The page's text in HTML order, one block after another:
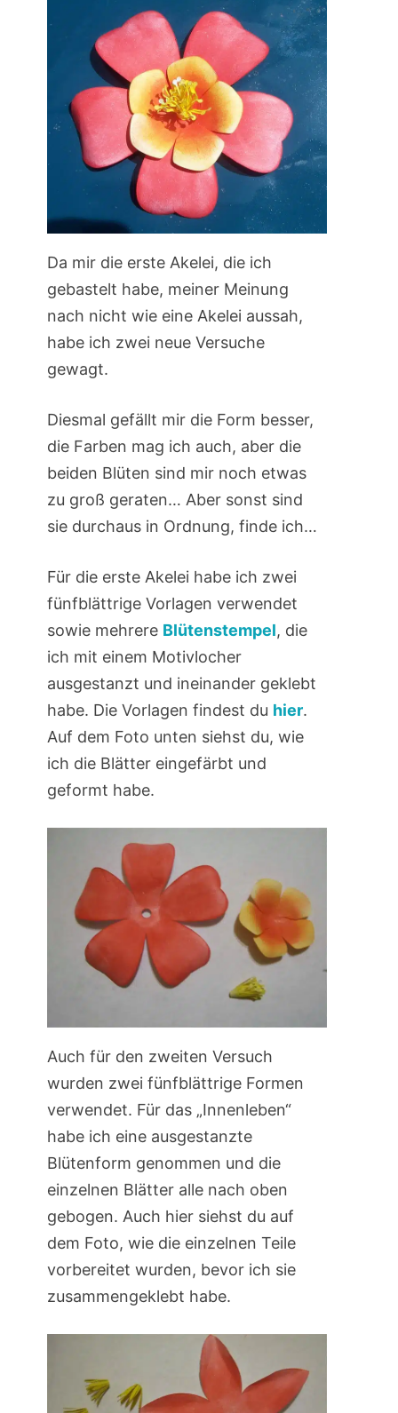
Da mir die erste Akelei, die ich
gebastelt habe, meiner Meinung
nach nicht wie eine Akelei aussah,
habe ich zwei neue Versuche
gewagt.
Diesmal gefällt mir die Form besser,
die Farben mag ich auch, aber die
beiden Blüten sind mir noch etwas
zu groß geraten… Aber sonst sind
sie durchaus in Ordnung, finde ich…
Für die erste Akelei habe ich zwei
fünfblättrige Vorlagen verwendet
sowie mehrere Blütenstempel, die
ich mit einem Motivlocher
ausgestanzt und ineinander geklebt
habe. Die Vorlagen findest du hier.
Auf dem Foto unten siehst du, wie
ich die Blätter eingefärbt und
geformt habe.
Auch für den zweiten Versuch
wurden zwei fünfblättrige Formen
verwendet. Für das „Innenleben“
habe ich eine ausgestanzte
Blütenform genommen und die
einzelnen Blätter alle nach oben
gebogen. Auch hier siehst du auf
dem Foto, wie die einzelnen Teile
vorbereitet wurden, bevor ich sie
zusammengeklebt habe.